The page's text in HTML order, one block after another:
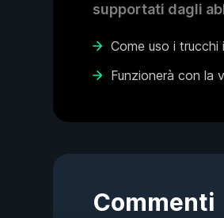
supportati dagli
Come uso i trucchi
Funzionerà con la
Commenti